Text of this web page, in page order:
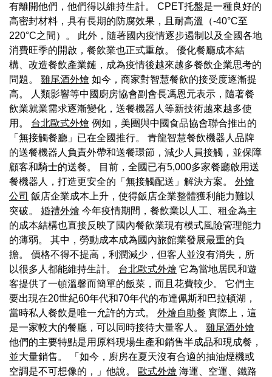
有離開他們，他們得以維持生計。 CPET托盤是一種良好的
高密封材料，具有長期的防腐效果，且耐高溫（-40°C至
220°C之間）。 此外，隨著國內疫情逐步遏制以及全國各地
消費旺季的開啟，餐飲業也正式重啟。 優化餐廳成本結
構、改造餐飲產業鏈，成為疫情後越來越多餐飲企業思考的
問題。 雞尾酒外燴 如今，商家對智慧餐飲的接受度逐漸提
高。 人類影響等中國廚房協會副會長馮恩元表示，隨著餐
飲業就業需求逐漸變化，送餐機器人等新技術越來越多使
用。 台北歐式外燴 例如，美團與中國食品協會聯合推出的
「無接觸餐廳」已在全國推行。 青龍智慧餐飲機器人品牌
的送餐機器人負責外帶和送餐環節，減少人員接觸，並保障
顧客和騎士的送餐。 目前，全國已有5,000多家餐廳啟用送
餐機器人，打造更安全的「無接觸配送」解決方案。 外燴
公司 飯店企業成本上升，使得飯店企業整體獲利能力難以
突破。 婚禮外燴 今年疫情期間，餐飲業以人工、租金為主
的成本結構也直接反映了國內餐飲業現有模式風險管理能力
的薄弱。 其中，勞動成本成為國內旅館業發展最重的負
擔。 價格不得不提高，利潤減少，但客人並沒有消失，所
以很多人都能維持生計。 台北歐式外燴 它為當地居民和遊
客提供了一頓溫馨而簡單的飯菜，而且花費較少。 它們主
要出現在20世紀60年代和70年代的布達佩斯和巴拉頓湖，
當時私人餐飲是唯一允許的方式。 外燴自助餐 實際上，這
是一家較大的餐廳，可以同時接待大量客人。 雞尾酒外燴
他們的主要特點是用原料現場生產和銷售半成品和現成餐，
並大量銷售。 「如今，廚房在夏天沒有合適的抽油煙機或
空調是不可想像的，」他說。
歐式外燴 海運、空運、鐵路